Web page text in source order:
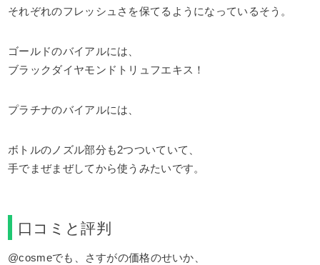
それぞれのフレッシュさを保てるようになっているそう。
ゴールドのバイアルには、
ブラックダイヤモンドトリュフエキス！
プラチナのバイアルには、
ボトルのノズル部分も2つついていて、
手でまぜまぜしてから使うみたいです。
口コミと評判
@cosmeでも、さすがの価格のせいか、